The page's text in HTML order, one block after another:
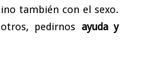
también con el sexo.
pedirnos ayuda y